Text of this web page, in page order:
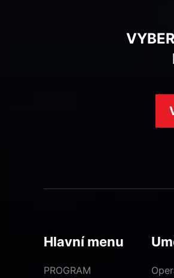
Hlavní menu
PROGRAM